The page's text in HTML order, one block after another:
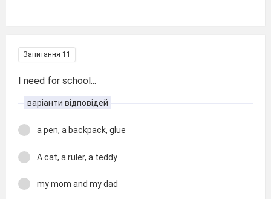
Запитання 11
I need for school...
варіанти відповідей
a pen, a backpack, glue
A cat, a ruler, a teddy
my mom and my dad